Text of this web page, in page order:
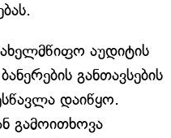
აუდიტის
განთავსების
დაიწყო.
გამოითხოვა